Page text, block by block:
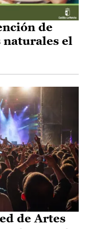
de
naturales el
de Artes